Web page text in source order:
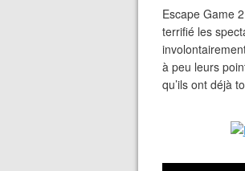
Escape Game
terrifié les
à peu leurs
qu’ils ont déjà